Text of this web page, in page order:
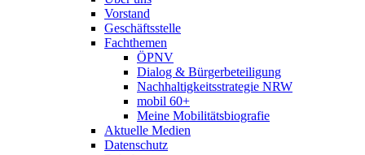
Vorstand
Geschäftsstelle
Fachthemen
ÖPNV
Dialog & Bürgerbeteiligung
Nachhaltigkeitsstrategie NRW
mobil 60+
Meine Mobilitätsbiografie
Aktuelle Medien
Datenschutz